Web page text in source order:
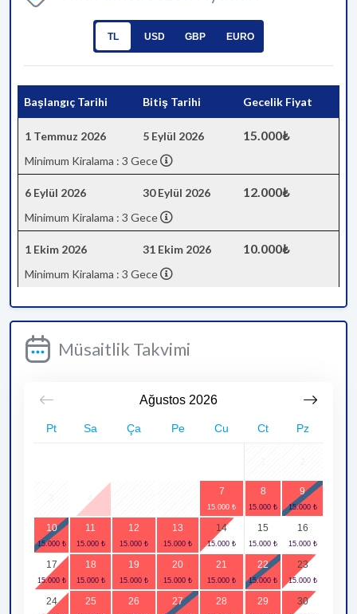
TL USD GBP EURO
Başlangıç Tarihi Bitiş Tarihi Gecelik Fiyat
1 Temmuz 2026 5 Eylül 2026 15.000₺
Minimum Kiralama : 3 Gece
6 Eylül 2026 30 Eylül 2026 12.000₺
Minimum Kiralama : 3 Gece
1 Ekim 2026 31 Ekim 2026 10.000₺
Minimum Kiralama : 3 Gece
Müsaitlik Takvimi
Ağustos 2026
Pt Sa Ça Pe Cu Ct Pz
4
7 8 9
10 11 12 13 14 15 16
17 18 19 20 21 22 23
24 25 26 27 28 29 30